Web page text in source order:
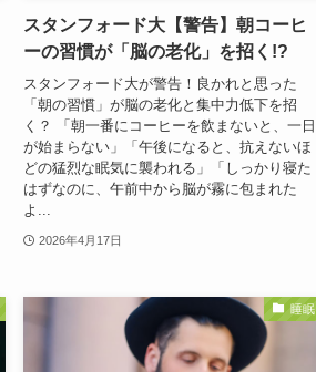
スタンフォード大【警告】朝コーヒ
ーの習慣が「脳の老化」を招く!?
スタンフォード大が警告！良かれと思った
「朝の習慣」が脳の老化と集中力低下を招
く？ 「朝一番にコーヒーを飲まないと、一日
が始まらない」「午後になると、抗えないほ
どの猛烈な眠気に襲われる」「しっかり寝た
はずなのに、午前中から脳が霧に包まれた
よ...
2026年4月17日
睡眠